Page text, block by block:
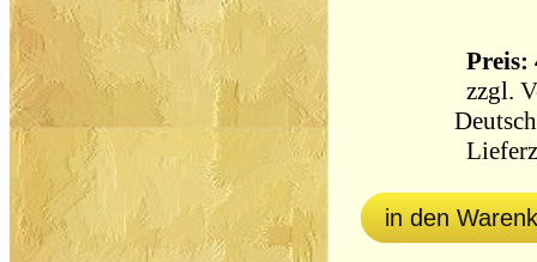
Preis:
zzgl.
in den